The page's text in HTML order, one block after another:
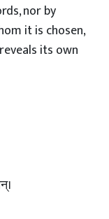
nor by
it is chosen,
its own